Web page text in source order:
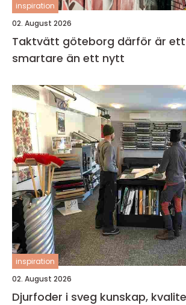
inspiration
02. August 2026
Taktvätt göteborg därför är ett rent tak
smartare än ett nytt
inspiration
02. August 2026
Djurfoder i sveg kunskap, kvalitet och